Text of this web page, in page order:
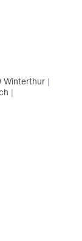
Winterthur |
|